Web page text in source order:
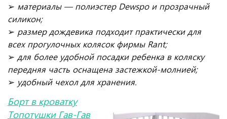
➢ материалы — полиэстер Dewspo и прозрачный
силикон;
➢ размер дождевика подходит практически для
всех прогулочных колясок фирмы Rant;
➢ для более удобной посадки ребенка в коляску
передняя часть оснащена застежкой-молнией;
➢ удобный чехол для хранения.
Борт в кроватку
Топотушки Гав-Гав